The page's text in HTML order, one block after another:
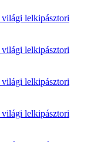
lelkipásztori
lelkipásztori
lelkipásztori
lelkipásztori